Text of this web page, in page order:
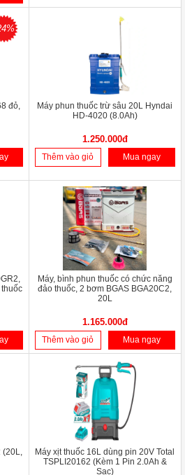
đỏ,
Máy phun thuốc trừ sâu 20L Hyndai
HD-4020 (8.0Ah)
1.250.000đ
Thêm vào giỏ Mua ngay
Máy, bình phun thuốc có chức năng
đảo thuốc, 2 bơm BGAS BGA20C2,
20L
1.165.000đ
Thêm vào giỏ Mua ngay
(20L,
Máy xịt thuốc 16L dùng pin 20V Total
TSPLI20162 (Kèm 1 Pin 2.0Ah &
Sạc)